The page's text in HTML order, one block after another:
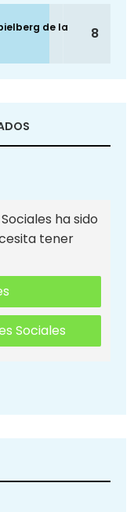
de la
8
ha sido
tener
Sociales